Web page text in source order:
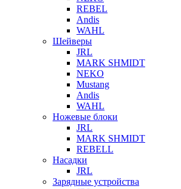
REBEL
Andis
WAHL
Шейверы
JRL
MARK SHMIDT
NEKO
Mustang
Andis
WAHL
Ножевые блоки
JRL
MARK SHMIDT
REBELL
Насадки
JRL
Зарядные устройства